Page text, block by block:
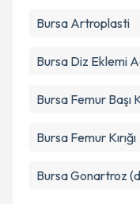
Bursa Artroplasti
Bursa Diz Eklemi
Bursa Femur Başı
Bursa Femur Kırığı
Bursa Gonartroz